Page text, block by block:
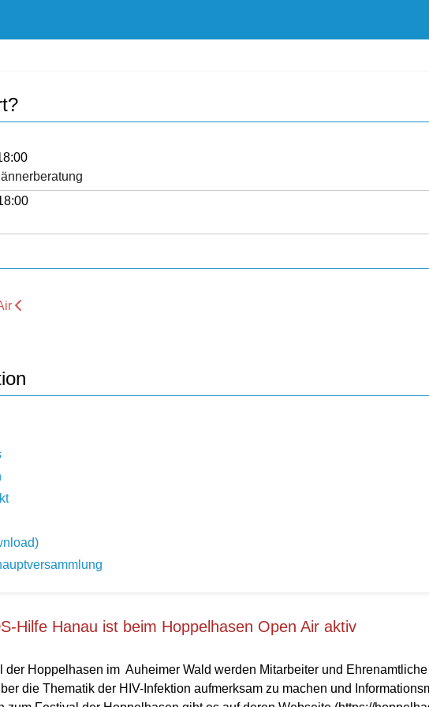
Hilfe Hanau ist beim Hoppelhasen Open Air aktiv
der Hoppelhasen im Auheimer Wald werden Mitarbeiter und
die Thematik der HIV-Infektion aufmerksam zu machen und